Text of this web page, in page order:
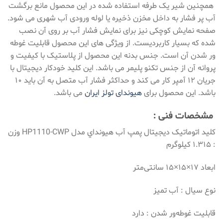
همچنین شیر یک طرفه استفاده شده در این محصول مانع برگشت
آب پر فشار به داخل مخزن ذخیره یا لوله ورودی آب شهری می‌ شود.
صفحه نمایش کوچکی نیز برای نمایش فشار آب بر روی آن نصب
شده که بسیار کاربردیست. از ویژگی های این محصول قابلیت غوطه
ور شدن آن است. جنس بدنه این محصول از پلاستیک با کیفیت و
پروانه آن از جنس تکنو پلیمر می باشد. این کلید خودکار دیجیتال با
جریان ۱۲ آمپر کار می کند و حداکثر فشار آب متصل به آن باید ۱۰
باشد. این محصول برایهیوندای تولز ایران می باشد.
مشخصات فنی:
کلید اتوماتیک دیجیتال پمپ آب هيونداي مدل HP1110-CWP وزن
: ۱.۳۱۵ کیلوگرم
ابعاد ۱۷×۱۵×۱۵ سانتی‌متر
نوع سیال : آب تمیز
قابلیت غوطه‌ور شدن : دارد